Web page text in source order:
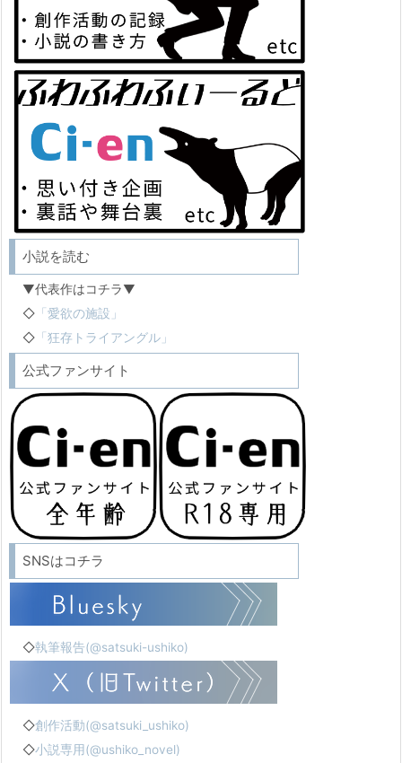
小説を読む
▼代表作はコチラ▼
◇ 「愛欲の施設」
◇ 「狂存トライアングル」
公式ファンサイト
SNSはコチラ
◇執筆報告(@satsuki-ushiko)
◇創作活動(@satsuki_ushiko)
◇小説専用(@ushiko_novel)